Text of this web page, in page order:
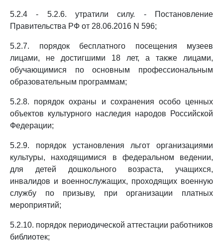
5.2.4 - 5.2.6. утратили силу. - Постановление
Правительства РФ от 28.06.2016 N 596;
5.2.7. порядок бесплатного посещения музеев
лицами, не достигшими 18 лет, а также лицами,
обучающимися по основным профессиональным
образовательным программам;
5.2.8. порядок охраны и сохранения особо ценных
объектов культурного наследия народов Российской
Федерации;
5.2.9. порядок установления льгот организациями
культуры, находящимися в федеральном ведении,
для детей дошкольного возраста, учащихся,
инвалидов и военнослужащих, проходящих военную
службу по призыву, при организации платных
мероприятий;
5.2.10. порядок периодической аттестации работников
библиотек;